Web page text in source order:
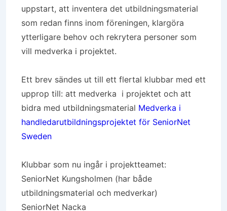
uppstart, att inventera det utbildningsmaterial
som redan finns inom föreningen, klargöra
ytterligare behov och rekrytera personer som
vill medverka i projektet.
Ett brev sändes ut till ett flertal klubbar med ett
upprop till: att medverka i projektet och att
bidra med utbildningsmaterial Medverka i
handledarutbildningsprojektet för SeniorNet
Sweden
Klubbar som nu ingår i projektteamet:
SeniorNet Kungsholmen (har både
utbildningsmaterial och medverkar)
SeniorNet Nacka